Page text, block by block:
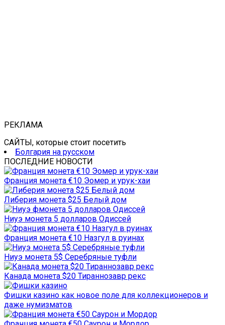
РЕКЛАМА
САЙТЫ, которые стоит посетить
Болгария на русском
ПОСЛЕДНИЕ НОВОСТИ
Франция монета €10 Эомер и урук-хаи
Либерия монета $25 Белый дом
Ниуэ монета 5 долларов Одиссей
Франция монета €10 Назгул в руинах
Ниуэ монета 5$ Серебряные туфли
Канада монета $20 Тираннозавр рекс
Фишки казино как новое поле для коллекционеров и
даже нумизматов